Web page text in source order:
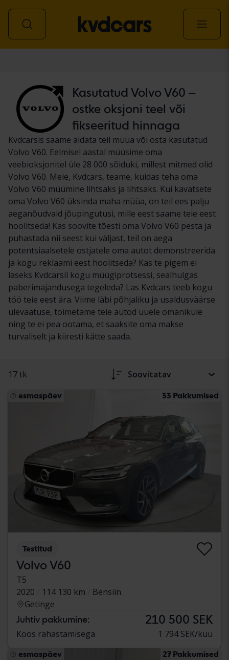
Kasutatud Volvo V60 –
ostke oksjoni teel või
fikseeritud hinnaga
Kvdcarsis saame aidata teil müüa või osta kasutatud
Volvo V60. Eelmisel aastal müüsime oma
veebioksjonitel üle 28 000 sõiduki, millest mitmed olid
Volvo V60. Meie, Kvdcars, teame, kuidas teha oma
Volvo V60 müümine lihtsaks ja lihtsaks. Kui kavatsete
oma Volvo V60 üksinda maha müüa, on teil ees palju
aeganõudvaid jõupingutusi, mille eest saame teie eest
hoolitseda! Kas soovite tõesti oma Volvo V60 pesta ja
puhastada nii seest kui väljast, teil on aega
potentsiaalsetele ostjatele oma autot demonstreerida
ja kogu reklaami eest hoolitseda? Kas te pigem ei
laseks Kvdcarsil kogu müügiprotsessi, sealhulgas
paberimajandusega tegeleda? Las Kvdcars teeb kogu
töö teie eest ära. Viime läbi põhjaliku ja usaldusväärse
ülevaatuse, toimetame teie autod uuele omanikule
ning te ei pea ootama, et saaksite oma makse
turvaliselt ja kiiresti kätte saada.
17 tk Soovitatav
esmaspäev 33 Pakkumised
Testitud
Volvo V60
T5
2020
114 130 km
Bensiin
Getinge
Juhtiv pakkumine: 210 500 SEK
Koos rahastamisega 1 794 SEK/kuu
esmaspäev 27 Pakkumised